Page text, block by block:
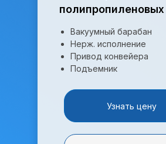
полипропиленовых
Вакуумный барабан
Нерж. исполнение
Привод конвейера
Подъемник
Узнать цену